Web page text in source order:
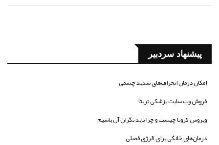
پیشنهاد سردبیر
امکان درمان انحراف‌های شدید چشمی
فروش وب سایت پزشکی تریتا
ویروس کرونا چیست و چرا باید نگران آن باشیم
درمان‌های خانگی برای آلرژی فصلی